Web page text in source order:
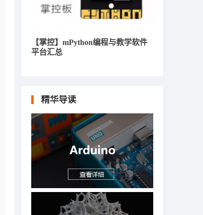
【掌控】mPython编程与教学软件
平台汇总
精华导读